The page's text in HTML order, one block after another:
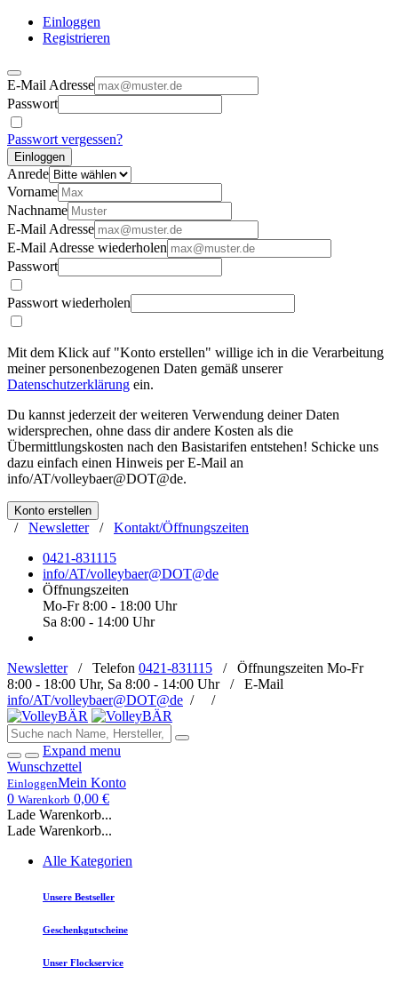
Einloggen
Registrieren
E-Mail Adresse
Passwort
Passwort vergessen?
Einloggen
Anrede
Vorname
Nachname
E-Mail Adresse
E-Mail Adresse wiederholen
Passwort
Passwort wiederholen
Mit dem Klick auf "Konto erstellen" willige ich in die Verarbeitung
meiner personenbezogenen Daten gemäß unserer
Datenschutzerklärung ein.
Du kannst jederzeit der weiteren Verwendung deiner Daten
widersprechen, ohne dass dir andere Kosten als die
Übermittlungskosten nach den Basistarifen entstehen! Schicke uns
dazu einfach einen Hinweis per E-Mail an
info/AT/volleybaer@DOT@de.
Konto erstellen
/ Newsletter/ Kontakt/Öffnungszeiten
0421-831115
info/AT/volleybaer@DOT@de
Öffnungszeiten
Mo-Fr 8:00 - 18:00 Uhr
Sa 8:00 - 14:00 Uhr
Newsletter/ Telefon 0421-831115 / Öffnungszeiten Mo-Fr
8:00 - 18:00 Uhr, Sa 8:00 - 14:00 Uhr / E-Mail
info/AT/volleybaer@DOT@de / /
Expand menu
Wunschzettel
EinloggenMein Konto
0 Warenkorb 0,00 €
Lade Warenkorb...
Lade Warenkorb...
Alle Kategorien
Unsere Bestseller
Geschenkgutscheine
Unser Flockservice